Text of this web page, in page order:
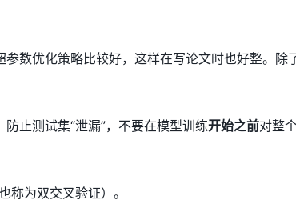
参数优化策略比较好，这样在写论文时也好整。
止测试集“泄漏”，不要在模型训练开始之前对整
称为双交叉验证）。